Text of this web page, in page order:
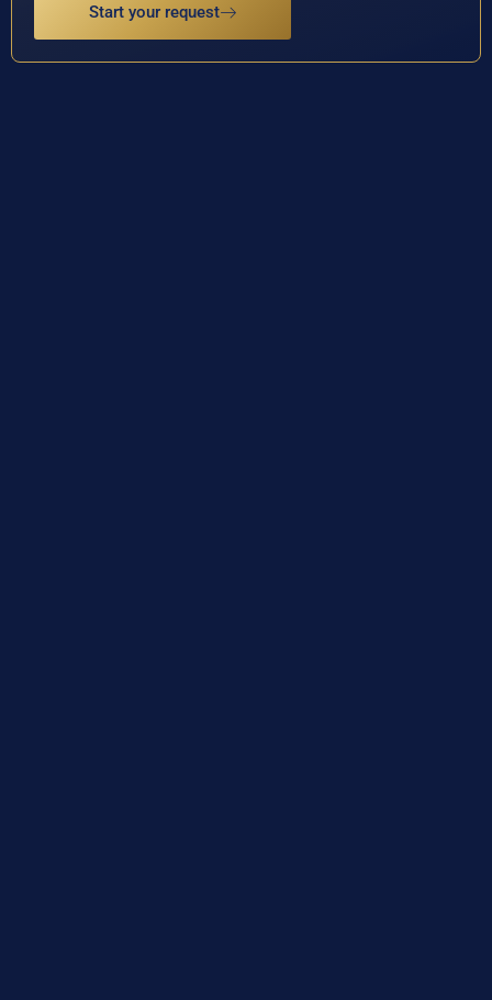
Start your request